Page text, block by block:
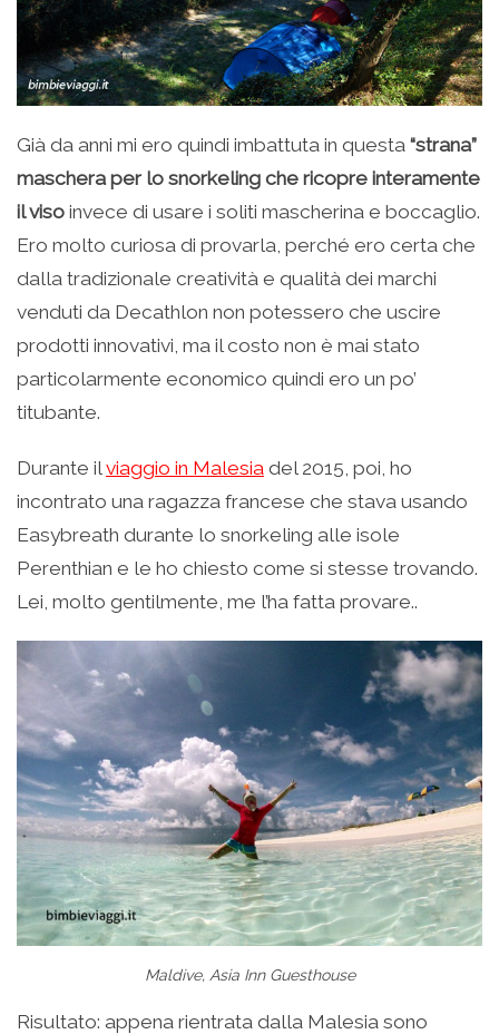
Già da anni mi ero quindi imbattuta in questa “strana”
maschera per lo snorkeling che ricopre interamente
il viso invece di usare i soliti mascherina e boccaglio.
Ero molto curiosa di provarla, perché ero certa che
dalla tradizionale creatività e qualità dei marchi
venduti da Decathlon non potessero che uscire
prodotti innovativi, ma il costo non è mai stato
particolarmente economico quindi ero un po’
titubante.
Durante ilviaggio in Malesia del 2015, poi, ho
incontrato una ragazza francese che stava usando
Easybreath durante lo snorkeling alle isole
Perenthian e le ho chiesto come si stesse trovando.
Lei, molto gentilmente, me l’ha fatta provare..
Maldive, Asia Inn Guesthouse
Risultato: appena rientrata dalla Malesia sono